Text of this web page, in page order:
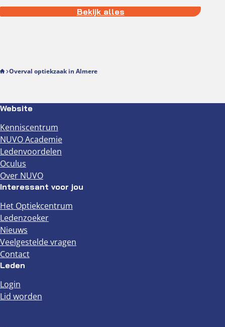
Bekijk alles
Overval optiekzaak in Almere
Website
Kenniscentrum
NUVO Academie
Ledenvoordelen
Oculus
Over NUVO
Interessant voor jou
Het Optiekcentrum
Ledenzoeker
Nieuws
Veelgestelde vragen
Contact
Leden
Login
Lid worden